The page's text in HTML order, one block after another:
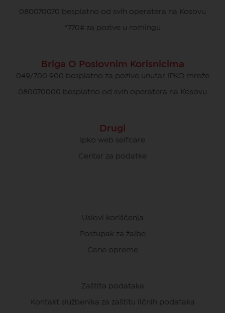
080070070 besplatno od svih operatera na Kosovu
*770# za pozive u romingu
Briga O Poslovnim Korisnicima
049/700 900 besplatno za pozive unutar IPKO mreže
080070000 besplatno od svih operatera na Kosovu
Drugi
Ipko web selfcare
Centar za podatke
Uslovi korišćenja
Postupak za žalbe
Cene opreme
Zaštita podataka
Kontakt službenika za zaštitu ličnih podataka